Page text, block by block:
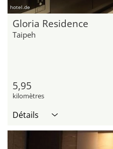
hotel.de
Gloria Residence
Taipeh
5,95
kilomètres
Détails